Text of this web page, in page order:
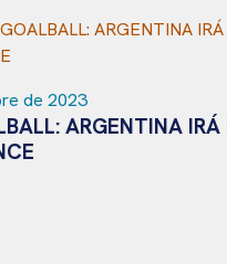
de 2023
MASCULINO:
SEMIFINALISTA EN